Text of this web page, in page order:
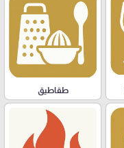
طقاطيق